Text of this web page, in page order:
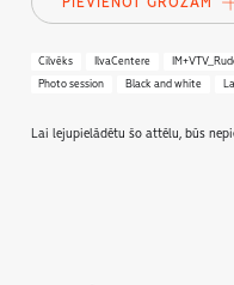
Cilvēks IlvaCentere
Photo session
Black and white
Lai lejupielādētu šo attēlu, būs